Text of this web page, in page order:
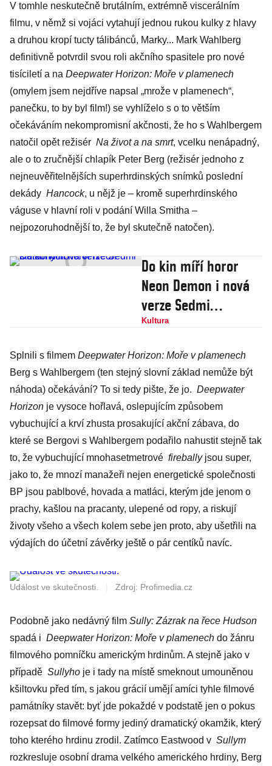
V tomhle neskutečně brutálním, extrémně viscerálním
filmu, v němž si vojáci vytahují jednou rukou kulky z hlavy
a druhou kropí tucty tálibánců, Marky... Mark Wahlberg
definitivně potvrdil svou roli akčního spasitele pro nové
tisíciletí a na Deepwater Horizon: Moře v plamenech
(omylem jsem nejdříve napsal „mrože v plamenech“,
panečku, to by byl film!) se vyhlíželo s o to větším
očekáváním nekompromisní akčnosti, že ho s Wahlbergem
natočil opět režisér Na život a na smrt, vcelku nenápadný,
ale o to zručnější chlapík Peter Berg (režisér jednoho z
nejneuvěřitelnějších superhrdinských snímků poslední
dekády Hancock, u nějž je – kromě superhrdinského
váguse v hlavní roli v podání Willa Smitha –
nejpozoruhodnější to, že byl skutečně natočen).
Do kin míří horor
Neon Demon i nová
verze Sedmi
statečných
Kultura
Splnili s filmem Deepwater Horizon: Moře v plamenech
Berg s Wahlbergem (ten stejný slovní základ nemůže být
náhoda) očekávání? To si tedy pište, že jo. Deepwater
Horizon je vysoce hořlavá, oslepujícím způsobem
vybuchující a krví zhusta prosakující akční zábava, do
které se Bergovi s Wahlbergem podařilo nahustit stejně tak
to, že vybuchující mnohasetmetrové fireballyjsou super,
jako to, že mnozí manažeři nejen energetické společnosti
BP jsou pablbové, hovada a matláci, kterým jde jenom o
prachy, kašlou na pracanty, ulepené od ropy, a riskují
životy všeho a všech kolem sebe jen proto, aby ušetřili na
výdajích do účetní závěrky ještě o pár centíků navíc.
Událost ve skutečnosti. Zdroj: Profimedia.cz
Podobně jako nedávný film Sully: Zázrak na řece Hudson
spadá i Deepwater Horizon: Moře v plamenech do žánru
filmového pomníčku americkým hrdinům. A stejně jako v
případě Sullyho je i tady na místě smeknout umouněnou
kšiltovku před tím, s jakou grácií umějí amíci tyhle filmové
památníky stavět: byť jde pokaždé v podstatě jen o pokus
rozepsat do filmové formy jediný dramatický okamžik, který
toho kterého hrdinu zrodil. Zatímco Eastwood v Sullym
rozkresluje osobní drama velkého amerického hrdiny, Berg